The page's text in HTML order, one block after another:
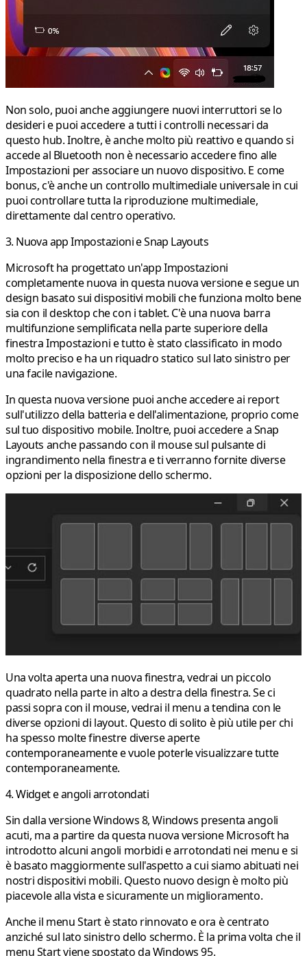
Non solo, puoi anche aggiungere nuovi interruttori se lo
desideri e puoi accedere a tutti i controlli necessari da
questo hub. Inoltre, è anche molto più reattivo e quando si
accede al Bluetooth non è necessario accedere fino alle
Impostazioni per associare un nuovo dispositivo. E come
bonus, c'è anche un controllo multimediale universale in cui
puoi controllare tutta la riproduzione multimediale,
direttamente dal centro operativo.
3. Nuova app Impostazioni e Snap Layouts
Microsoft ha progettato un'app Impostazioni
completamente nuova in questa nuova versione e segue un
design basato sui dispositivi mobili che funziona molto bene
sia con il desktop che con i tablet. C'è una nuova barra
multifunzione semplificata nella parte superiore della
finestra Impostazioni e tutto è stato classificato in modo
molto preciso e ha un riquadro statico sul lato sinistro per
una facile navigazione.
In questa nuova versione puoi anche accedere ai report
sull'utilizzo della batteria e dell'alimentazione, proprio come
sul tuo dispositivo mobile. Inoltre, puoi accedere a Snap
Layouts anche passando con il mouse sul pulsante di
ingrandimento nella finestra e ti verranno fornite diverse
opzioni per la disposizione dello schermo.
Una volta aperta una nuova finestra, vedrai un piccolo
quadrato nella parte in alto a destra della finestra. Se ci
passi sopra con il mouse, vedrai il menu a tendina con le
diverse opzioni di layout. Questo di solito è più utile per chi
ha spesso molte finestre diverse aperte
contemporaneamente e vuole poterle visualizzare tutte
contemporaneamente.
4. Widget e angoli arrotondati
Sin dalla versione Windows 8, Windows presenta angoli
acuti, ma a partire da questa nuova versione Microsoft ha
introdotto alcuni angoli morbidi e arrotondati nei menu e si
è basato maggiormente sull'aspetto a cui siamo abituati nei
nostri dispositivi mobili. Questo nuovo design è molto più
piacevole alla vista e sicuramente un miglioramento.
Anche il menu Start è stato rinnovato e ora è centrato
anziché sul lato sinistro dello schermo. È la prima volta che il
menu Start viene spostato da Windows 95.